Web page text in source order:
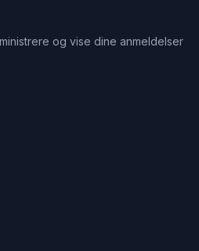
og vise dine anmeldelser